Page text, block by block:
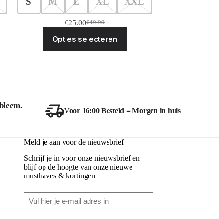
€49.99
Oorspronkelijke
prijs
was:
€49.99.
€25.00Huidige
prijs
is:
€25.00.
Opties selecteren
worden
Voor 16:00 Besteld = Morgen in huis
Meld je aan voor de nieuwsbrief
Schrijf je in voor onze nieuwsbrief en
blijf op de hoogte van onze nieuwe
musthaves & kortingen
(Vereist)